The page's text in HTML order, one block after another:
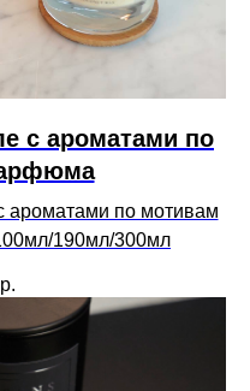
с ароматами по
ароматами по мотивам
190мл/300мл
р.